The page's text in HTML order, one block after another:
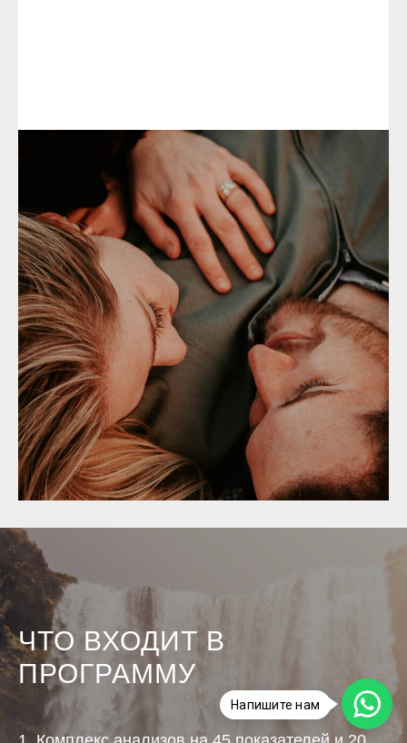
ЧТО ВХОДИТ В
ПРОГРАММУ
Напишите нам